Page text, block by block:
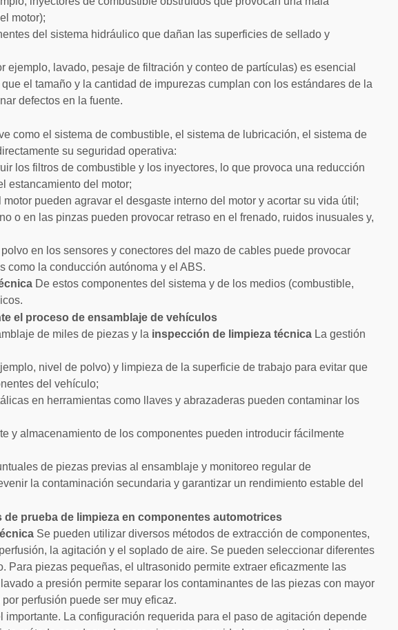
motor);
del sistema hidráulico que dañan las superficies de sellado y
ejemplo, lavado, pesaje de filtración y conteo de partículas) es esencial
el tamaño y la cantidad de impurezas cumplan con los estándares de la
defectos en la fuente.
como el sistema de combustible, el sistema de lubricación, el sistema de
su seguridad operativa:
los filtros de combustible y los inyectores, lo que provoca una reducción
estancamiento del motor;
pueden agravar el desgaste interno del motor y acortar su vida útil;
o en las pinzas pueden provocar retraso en el frenado, ruidos inusuales y,
en los sensores y conectores del mazo de cables puede provocar
como la conducción autónoma y el ABS.
De estos componentes del sistema y de los medios (combustible,
el proceso de ensamblaje de vehículos
de miles de piezas y la inspección de limpieza técnica La gestión
nivel de polvo) y limpieza de la superficie de trabajo para evitar que
del vehículo;
en herramientas como llaves y abrazaderas pueden contaminar los
y almacenamiento de los componentes pueden introducir fácilmente
de piezas previas al ensamblaje y monitoreo regular de
la contaminación secundaria y garantizar un rendimiento estable del
de prueba de limpieza en componentes automotrices
Se pueden utilizar diversos métodos de extracción de componentes,
la agitación y el soplado de aire. Se pueden seleccionar diferentes
Para piezas pequeñas, el ultrasonido permite extraer eficazmente las
a presión permite separar los contaminantes de las piezas con mayor
perfusión puede ser muy eficaz.
La configuración requerida para el paso de agitación depende